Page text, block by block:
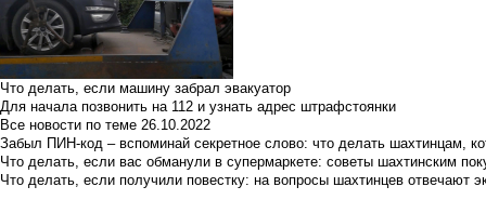
Что делать, если машину забрал эвакуатор
Для начала позвонить на 112 и узнать адрес штрафстоянки
Все новости по теме 26.10.2022
Забыл ПИН-код – вспоминай секретное слово: что делать шахтинцам,
Что делать, если вас обманули в супермаркете: советы шахтинским
Что делать, если получили повестку: на вопросы шахтинцев отвечают